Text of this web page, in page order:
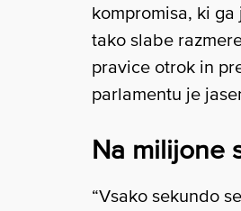
kompromisa, ki
tako slabe
pravice otrok in
parlamentu je
Na milijone
“Vsako sekundo